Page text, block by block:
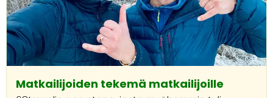
Matkailijoiden tekemä matkailijoille